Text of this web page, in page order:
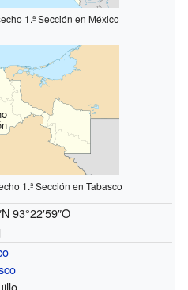
1.ª Sección en México
1.ª Sección en Tabasco
93°22′59″O